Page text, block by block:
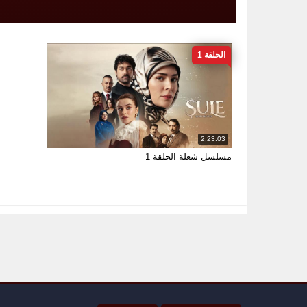
2:23:03
الحلقة 1
مسلسل شعلة الحلقة 1